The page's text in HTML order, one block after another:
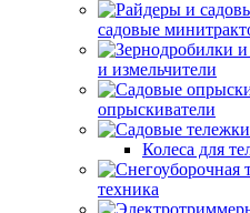
садовые
и измельчители
опрыскиватели
Колеса для
техника